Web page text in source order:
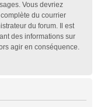
Vous devriez
du courrier
du forum. Il est
des informations sur
agir en conséquence.